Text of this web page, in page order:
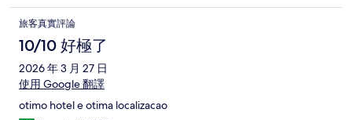
旅客真實評論
10/10 好極了
2026 年 3 月 27 日
使用 Google 翻譯
otimo hotel e otima localizacao